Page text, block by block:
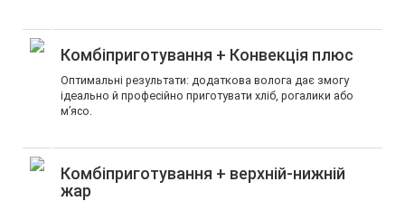
Комбіприготування + Конвекція плюс
Оптимальні результати: додаткова волога дає змогу
ідеально й професійно приготувати хліб, рогалики або
м’ясо.
Комбіприготування + верхній-нижній
жар